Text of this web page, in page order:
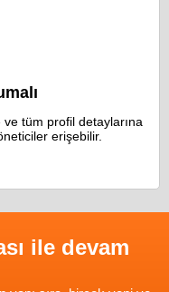
tüm profil detaylarına
erişebilir.
ile devam